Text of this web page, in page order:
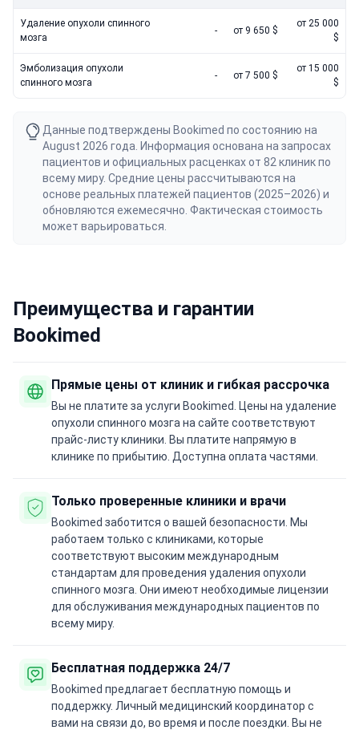
Удаление опухоли спинного
мозга
- от 9 650 $
от 25 000
$
Эмболизация опухоли
спинного мозга
- от 7 500 $
от 15 000
$
Данные подтверждены Bookimed по состоянию на
August 2026 года. Информация основана на запросах
пациентов и официальных расценках от 82 клиник по
всему миру. Средние цены рассчитываются на
основе реальных платежей пациентов (2025–2026) и
обновляются ежемесячно. Фактическая стоимость
может варьироваться.
Преимущества и гарантии
Bookimed
Прямые цены от клиник и гибкая рассрочка
Вы не платите за услуги Bookimed. Цены на удаление
опухоли спинного мозга на сайте соответствуют
прайс-листу клиники. Вы платите напрямую в
клинике по прибытию. Доступна оплата частями.
Только проверенные клиники и врачи
Bookimed заботится о вашей безопасности. Мы
работаем только с клиниками, которые
соответствуют высоким международным
стандартам для проведения удаления опухоли
спинного мозга. Они имеют необходимые лицензии
для обслуживания международных пациентов по
всему миру.
Бесплатная поддержка 24/7
Bookimed предлагает бесплатную помощь и
поддержку. Личный медицинский координатор с
вами на связи до, во время и после поездки. Вы не